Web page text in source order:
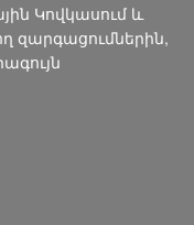
Կովկասում և
զարգացումներին,